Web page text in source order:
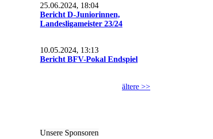
25.06.2024, 18:04
Bericht D-Juniorinnen,
Landesligameister 23/24
10.05.2024, 13:13
Bericht BFV-Pokal Endspiel
ältere >>
Unsere Sponsoren